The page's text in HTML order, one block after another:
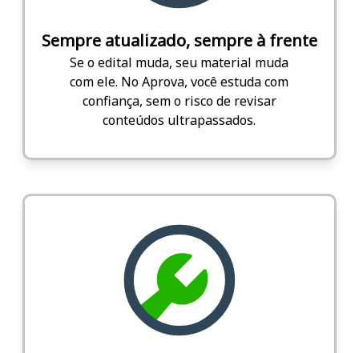
Sempre atualizado, sempre à frente
Se o edital muda, seu material muda
com ele. No Aprova, você estuda com
confiança, sem o risco de revisar
conteúdos ultrapassados.